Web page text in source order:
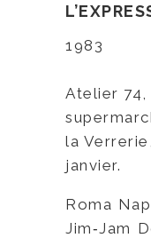
1983
Atelier 74,
la
janvier.
Roma
Jim‑Jam